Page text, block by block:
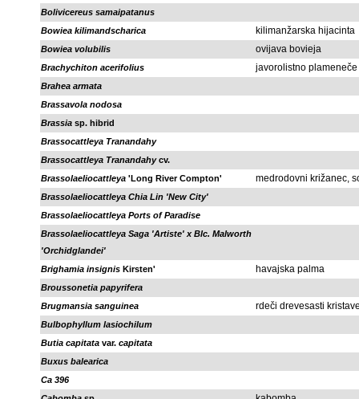
Bolivicereus samaipatanus
Bowiea kilimandscharica
kilimanžarska hijacinta
Bowiea volubilis ovijava bovieja
Brachychiton acerifolius javorolistno
Brahea armata
Brassavola nodosa
Brassia sp. hibrid
Brassocattleya Tranandahy
Brassocattleya Tranandahycv.
Brassolaeliocattleya 'Long River Compton' medrodovni križanec,
Brassolaeliocattleya Chia Lin 'New City'
Brassolaeliocattleya Ports of Paradise
Brassolaeliocattleya Saga 'Artiste' x Blc. Malworth
'Orchidglandei'
Brighamia insignis Kirsten' havajska palma
Broussonetia papyrifera
Brugmansia sanguinea
rdeči drevesasti
Bulbophyllum lasiochilum
Butia capitata var. capitata
Buxus balearica
Ca 396